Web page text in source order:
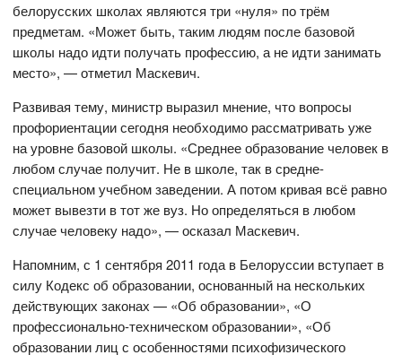
белорусских школах являются три «нуля» по трём
предметам. «Может быть, таким людям после базовой
школы надо идти получать профессию, а не идти занимать
место», — отметил Маскевич.
Развивая тему, министр выразил мнение, что вопросы
профориентации сегодня необходимо рассматривать уже
на уровне базовой школы. «Среднее образование человек в
любом случае получит. Не в школе, так в средне-
специальном учебном заведении. А потом кривая всё равно
может вывезти в тот же вуз. Но определяться в любом
случае человеку надо», — осказал Маскевич.
Напомним, с 1 сентября 2011 года в Белоруссии вступает в
силу Кодекс об образовании, основанный на нескольких
действующих законах — «Об образовании», «О
профессионально-техническом образовании», «Об
образовании лиц с особенностями психофизического